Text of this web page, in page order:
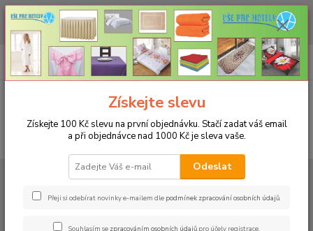
CHCETE NAKOUPIT VĚTŠÍ MNOŽSTVÍ NAŠICH PRODUKTŮ ZA LEPŠÍ
CENU? Klikněte ZDE
CZK
+420 773 794 023
Pondělí-pátek 9-16 hodin
0ks
za0 Kč
UBRUSY
Teflonové ubrusy jednobarevné s vodoodpudivou úpravou
Teflonový ubrus 140x180cm -
Získejte slevu
Získejte 100 Kč slevu na první objednávku. Stačí zadat váš email
a při objednávce nad 1000 Kč je sleva vaše.
Odeslat
Přeji si odebírat novinky e-mailem dle podmínek zpracování osobních údajů.
Souhlasím se zpracováním osobních údajů pro účely registrace.